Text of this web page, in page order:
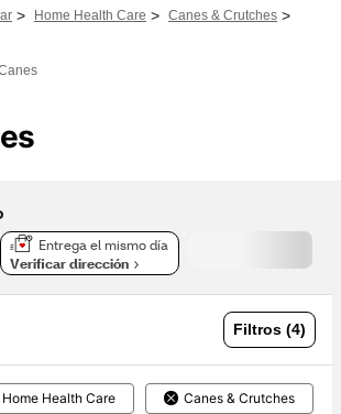
> Home Health Care > Canes & Crutches >
Entrega el mismo día
Verificar dirección
Filtros (4)
Home Health Care Canes & Crutches